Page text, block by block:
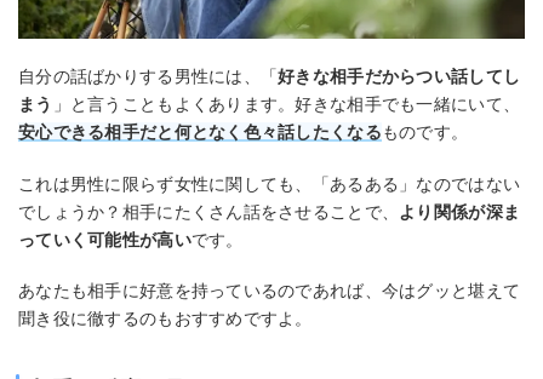
自分の話ばかりする男性には、「好きな相手だからつい話してし
まう 」と言うこともよくあります。好きな相手でも一緒にいて、
安心できる相手だと何となく色々話したくなるものです。
これは男性に限らず女性に関しても、「あるある」なのではない
でしょうか？相手にたくさん話をさせることで、
より関係が深ま
っていく可能性が高いです。
あなたも相手に好意を持っているのであれば、今はグッと堪えて
聞き役に徹するのもおすすめですよ。